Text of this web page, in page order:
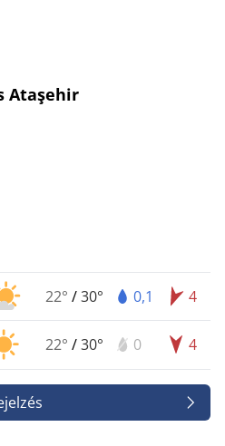
Ataşehir
22° /30° 0,1 4
22° /30° 0 4